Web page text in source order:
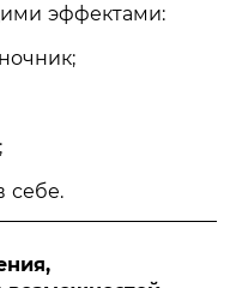
эффектами:
себе.